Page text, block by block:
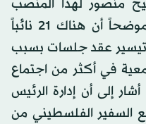
seconds
منصور لهذا المنصب
الإداري الصرف لا يزال قائماً، موضحاً أن هناك 21 نائباً
تيسير عقد جلسات بسبب
في أكثر من اجتماع
إلى أن إدارة الرئيس
الفلسطيني من